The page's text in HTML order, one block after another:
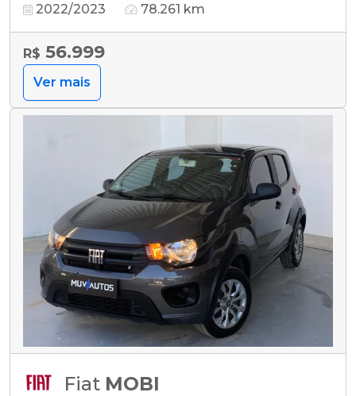
2022/2023 78.261 km
R$ 56.999
Ver mais
Fiat MOBI